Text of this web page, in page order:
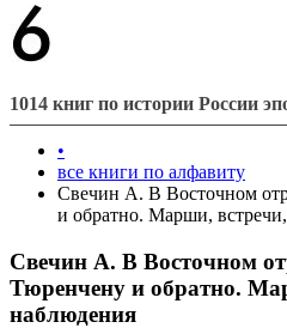
1014 книг по истории России
•
все книги по алфавиту
Свечин А. В Восточном
и обратно. Марши,
Свечин А. В Восточном
Тюренчену и обратно.
наблюдения